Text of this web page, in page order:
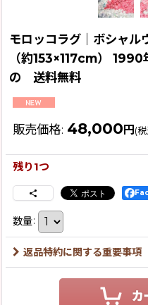
モロッコラグ｜ボシャル
（約153×117cm）
の 送料無料
販売価格: 48,000円(
残り1つ
数量:
返品特約に関する重要事項